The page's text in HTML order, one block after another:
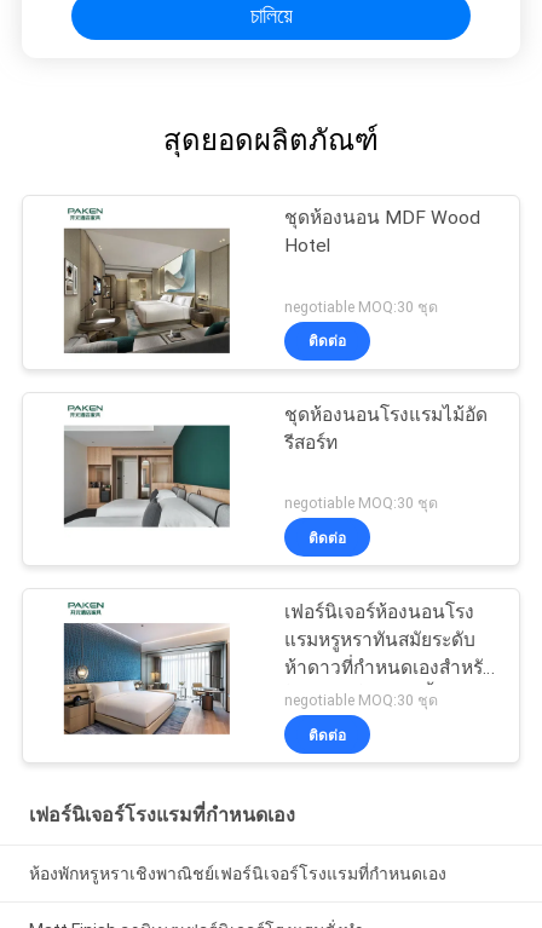
চালিয়ে
สุดยอดผลิตภัณฑ์
ชุดห้องนอน MDF Wood
Hotel
negotiable MOQ:30 ชุด
ติดต่อ
ชุดห้องนอนโรงแรมไม้อัด
รีสอร์ท
negotiable MOQ:30 ชุด
ติดต่อ
เฟอร์นิเจอร์ห้องนอนโรง
แรมหรูหราทันสมัยระดับ
ห้าดาวที่กำหนดเองสำหรับ
โครงการโรงแรมชั้นนำ
negotiable MOQ:30 ชุด
ติดต่อ
เฟอร์นิเจอร์โรงแรมที่กำหนดเอง
ห้องพักหรูหราเชิงพาณิชย์เฟอร์นิเจอร์โรงแรมที่กำหนดเอง